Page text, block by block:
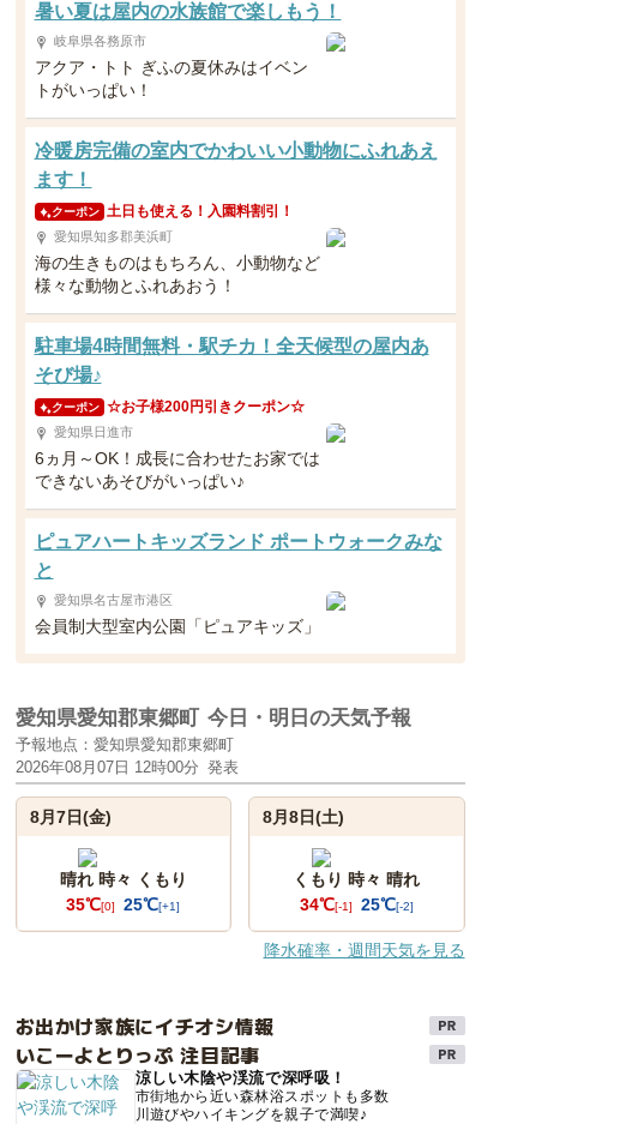
暑い夏は屋内の水族館で楽しもう！
岐阜県各務原市
アクア・トト ぎふの夏休みはイベン
トがいっぱい！
冷暖房完備の室内でかわいい小動物にふれあえ
ます！
クーポン 土日も使える！入園料割引！
愛知県知多郡美浜町
海の生きものはもちろん、小動物など
様々な動物とふれあおう！
駐車場4時間無料・駅チカ！全天候型の屋内あ
そび場♪
クーポン ☆お子様200円引きクーポン☆
愛知県日進市
6ヵ月～OK！成長に合わせたお家では
できないあそびがいっぱい♪
ピュアハートキッズランド ポートウォークみな
と
愛知県名古屋市港区
会員制大型室内公園「ピュアキッズ」
愛知県愛知郡東郷町 今日・明日の天気予報
予報地点：愛知県愛知郡東郷町
2026年08月07日 12時00分 発表
8月7日(金)
晴れ 時々 くもり
35℃[0] 25℃[+1]
8月8日(土)
くもり 時々 晴れ
34℃[-1] 25℃[-2]
降水確率・週間天気を見る
お出かけ家族にイチオシ情報
いこーよとりっぷ 注目記事
涼しい木陰や渓流で深呼吸！
市街地から近い森林浴スポットも多数
川遊びやハイキングを親子で満喫♪